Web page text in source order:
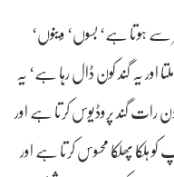
سے ہوتا ہے‘ بسوں‘ وینوں‘
اور یہ گند کون ڈال رہا ہے‘ یہ
گند پروڈیوس کرتا ہے اور
پھلکا محسوس کرتا ہے اور